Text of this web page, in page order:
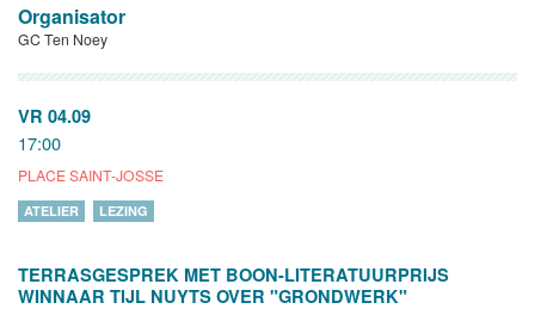
Organisator
GC Ten Noey
VR 04.09
17:00
PLACE SAINT-JOSSE
ATELIER LEZING
TERRASGESPREK MET BOON-LITERATUURPRIJS
WINNAAR TIJL NUYTS OVER "GRONDWERK"